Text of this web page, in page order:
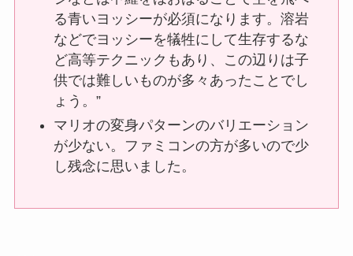
る青いヨッシーが必須になります。溶岩
などでヨッシーを犠牲にして生存するな
ど高等テクニックもあり、この辺りは子
供では難しいものが多々あったことでし
ょう。”
マリオの変身パターンのバリエーション
が少ない。ファミコンの方が多いので少
し残念に思いました。